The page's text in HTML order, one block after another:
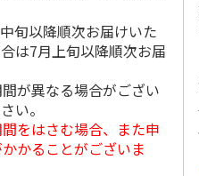
座千疋屋×花園
＞フルーツ大福
…
円
＜お中元＞江戸日本
橋よもぎ草餅１６個
4.0（1）
2,000円
旬以降順次お届けいた
は7月上旬以降順次お届
が異なる場合がござい
い。
をはさむ場合、また申
かることがございま